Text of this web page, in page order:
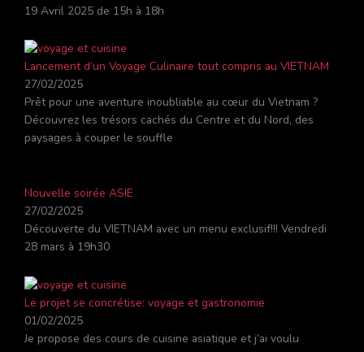
19 Avril 2025 de 15h à 18h
Lancement d’un Voyage Culinaire tout compris au VIETNAM
27/02/2025
Prêt pour une aventure inoubliable au cœur du Vietnam ?
Découvrez les trésors cachés du Centre et du Nord, des
paysages à couper le souffle
Nouvelle soirée ASIE
27/02/2025
Découverte du VIETNAM avec un menu exclusif!!! Vendredi
28 mars à 19h30
Le projet se concrétise: voyage et gastronomie
01/02/2025
Je propose des cours de cuisine asiatique et j’ai voulu